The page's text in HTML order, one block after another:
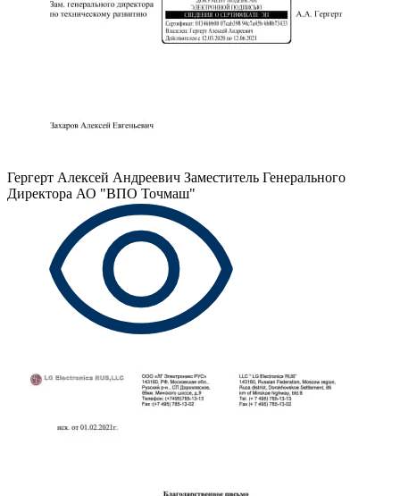
Гергерт Алексей Андреевич Заместитель Генерального
Директора АО "ВПО Точмаш"